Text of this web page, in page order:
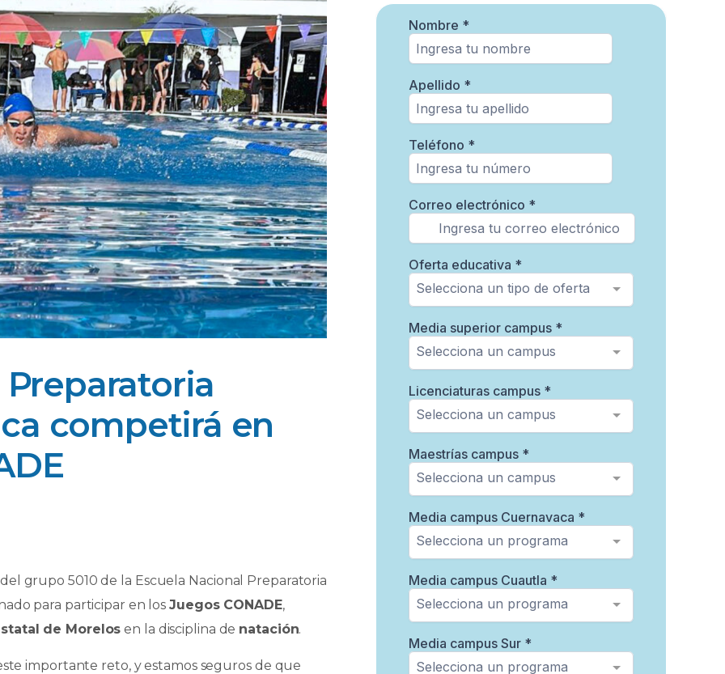
competirá en
grupo 5010 de la Escuela Nacional Preparatoria
para participar en losJuegos CONADE,
de Morelos en la disciplina de natación.
importante reto, y estamos seguros de que